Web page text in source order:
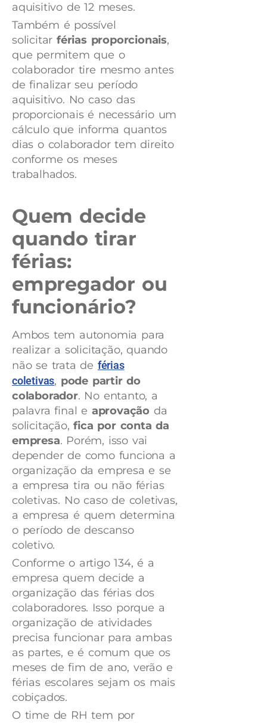
aquisitivo de 12 meses.
Também é possível
solicitar férias proporcionais,
que permitem que o
colaborador tire mesmo antes
de finalizar seu período
aquisitivo. No caso das
proporcionais é necessário um
cálculo que informa quantos
dias o colaborador tem direito
conforme os meses
trabalhados.
Quem decide
quando tirar
férias:
empregador ou
funcionário?
Ambos tem autonomia para
realizar a solicitação, quando
não se trata de férias
coletivas, pode partir do
colaborador. No entanto, a
palavra final e aprovação da
solicitação,fica por conta da
empresa. Porém, isso vai
depender de como funciona a
organização da empresa e se
a empresa tira ou não férias
coletivas. No caso de coletivas,
a empresa é quem determina
o período de descanso
coletivo.
Conforme o artigo 134, é a
empresa quem decide a
organização das férias dos
colaboradores. Isso porque a
organização de atividades
precisa funcionar para ambas
as partes, e é comum que os
meses de fim de ano, verão e
férias escolares sejam os mais
cobiçados.
O time de RH tem por